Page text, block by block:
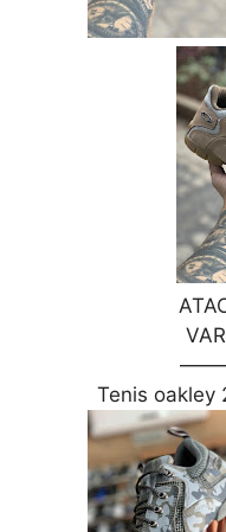
Tenis oakley